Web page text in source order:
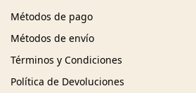
Métodos de pago
Métodos de envío
Términos y Condiciones
Política de Devoluciones